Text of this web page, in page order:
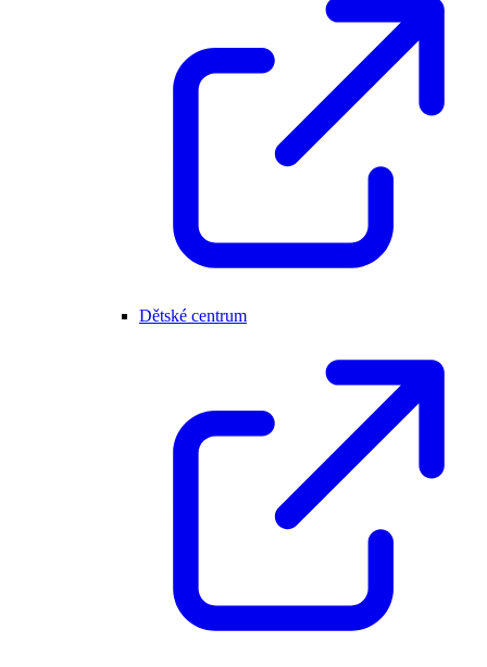
Dětské centrum